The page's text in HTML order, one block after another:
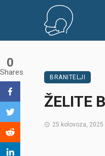
BRANITELJI
ŽELITE
25 kolovoza, 2025
0
Shares